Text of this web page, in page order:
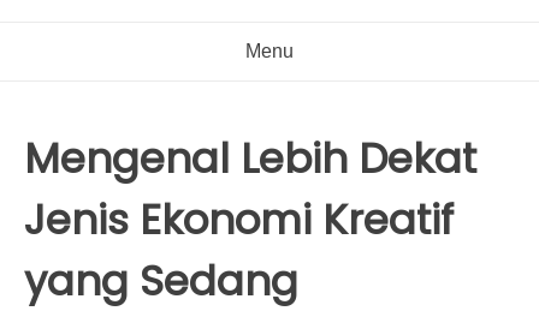
Menu
Mengenal Lebih Dekat
Jenis Ekonomi Kreatif
yang Sedang